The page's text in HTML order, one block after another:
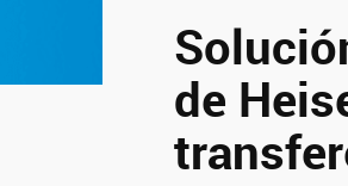
de